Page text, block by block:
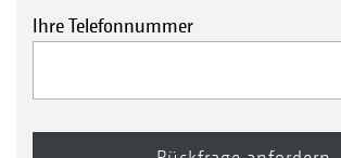
Ihre Telefonnummer